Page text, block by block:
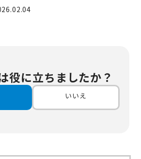
役に立ちましたか？
いいえ